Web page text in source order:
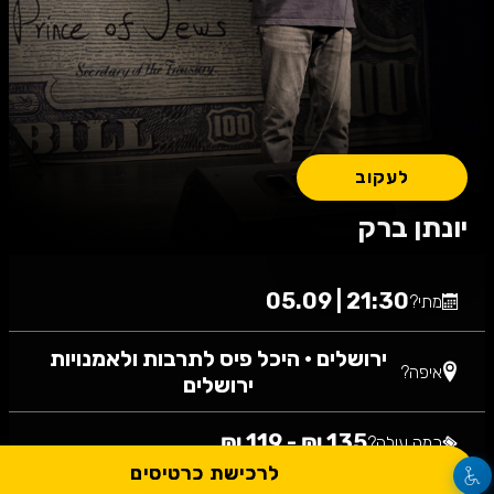
יונתן ברק
לעקוב
מתי?21:30 | 05.09
איפה? ירושלים • היכל פיס לתרבות ולאמנויות
ירושלים
כמה עולה?135 ₪ - 119 ₪
לרכישת כרטיסים